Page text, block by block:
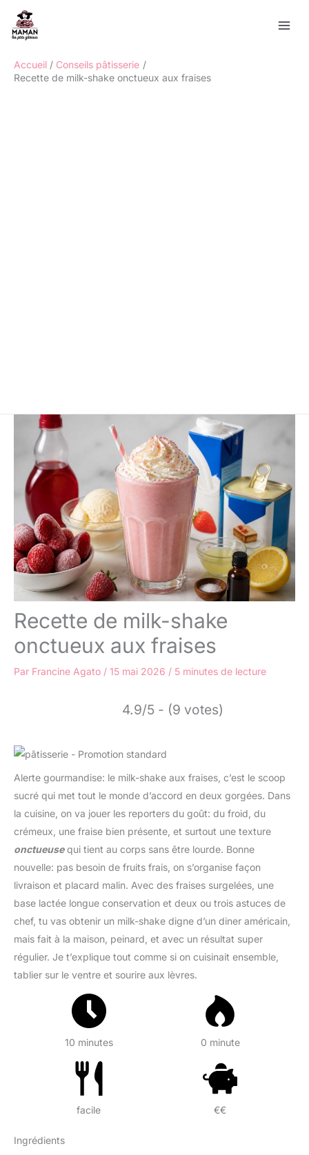
contenu
Accueil
Conseils pâtisserie
Recette de milk-shake onctueux aux fraises
Recette de milk-shake
onctueux aux fraises
Par Francine Agato / 15 mai 2026 / 5 minutes de lecture
4.9/5 - (9 votes)
Alerte gourmandise: le milk-shake aux fraises, c’est le scoop
sucré qui met tout le monde d’accord en deux gorgées. Dans
la cuisine, on va jouer les reporters du goût: du froid, du
crémeux, une fraise bien présente, et surtout une texture
onctueusequi tient au corps sans être lourde. Bonne
nouvelle: pas besoin de fruits frais, on s’organise façon
livraison et placard malin. Avec des fraises surgelées, une
base lactée longue conservation et deux ou trois astuces de
chef, tu vas obtenir un milk-shake digne d’un diner américain,
mais fait à la maison, peinard, et avec un résultat super
régulier. Je t’explique tout comme si on cuisinait ensemble,
tablier sur le ventre et sourire aux lèvres.
10 minutes 0 minute
facile €€
Ingrédients
Rechercher